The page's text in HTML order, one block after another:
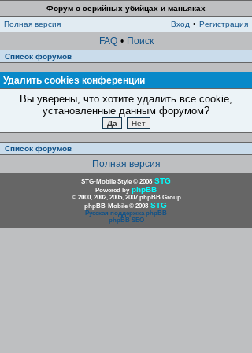
Форум о серийных убийцах и маньяках
Полная версия
Вход • Регистрация
FAQ • Поиск
Список форумов
Удалить cookies конференции
Вы уверены, что хотите удалить все cookie,
установленные данным форумом?
Список форумов
Полная версия
STG-Mobile Style © 2008 STG
Powered by phpBB
© 2000, 2002, 2005, 2007 phpBB Group
phpBB-Mobile © 2008 STG
Русская поддержка phpBB
phpBB SEO